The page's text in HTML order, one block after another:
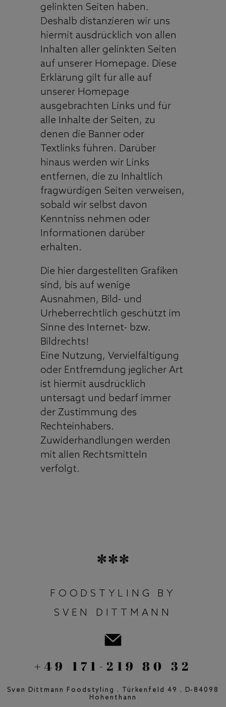
gelinkten Seiten haben.
Deshalb distanzieren wir uns
hiermit ausdrücklich von allen
Inhalten aller gelinkten Seiten
auf unserer Homepage. Diese
Erklärung gilt für alle auf
unserer Homepage
ausgebrachten Links und für
alle Inhalte der Seiten, zu
denen die Banner oder
Textlinks führen. Darüber
hinaus werden wir Links
entfernen, die zu Inhaltlich
fragwürdigen Seiten verweisen,
sobald wir selbst davon
Kenntniss nehmen oder
Informationen darüber
erhalten.
Die hier dargestellten Grafiken
sind, bis auf wenige
Ausnahmen, Bild- und
Urheberrechtlich geschützt im
Sinne des Internet- bzw.
Bildrechts!
Eine Nutzung, Vervielfältigung
oder Entfremdung jeglicher Art
ist hiermit ausdrücklich
untersagt und bedarf immer
der Zustimmung des
Rechteinhabers.
Zuwiderhandlungen werden
mit allen Rechtsmitteln
verfolgt.
FOODSTYLING BY
SVEN DITTMANN
+49 171-219 80 32
Sven Dittmann Foodstyling . Türkenfeld 49 . D-84098
Hohenthann